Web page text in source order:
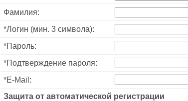
Фамилия:
*Логин (мин. 3 символа):
*Пароль:
*Подтверждение пароля:
*E-Mail:
Защита от автоматической регистрации